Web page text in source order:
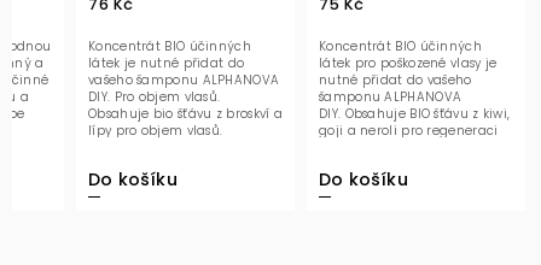
a
účinné
a
Do košíku
Koncentrát BIO účinných
látek je nutné přidat do
vašeho šamponu ALPHANOVA
DIY. Pro objem vlasů.
Obsahuje bio šťávu z broskví a
lípy pro objem vlasů.
Do košíku
Koncentrát BIO účinných
látek pro poškozené vlasy je
nutné přidat do vašeho
šamponu ALPHANOVA
DIY. Obsahuje BIO šťávu z kiwi,
goji a neroli pro regeneraci